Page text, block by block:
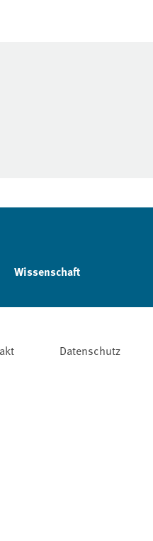
Wissenschaft
Datenschutz